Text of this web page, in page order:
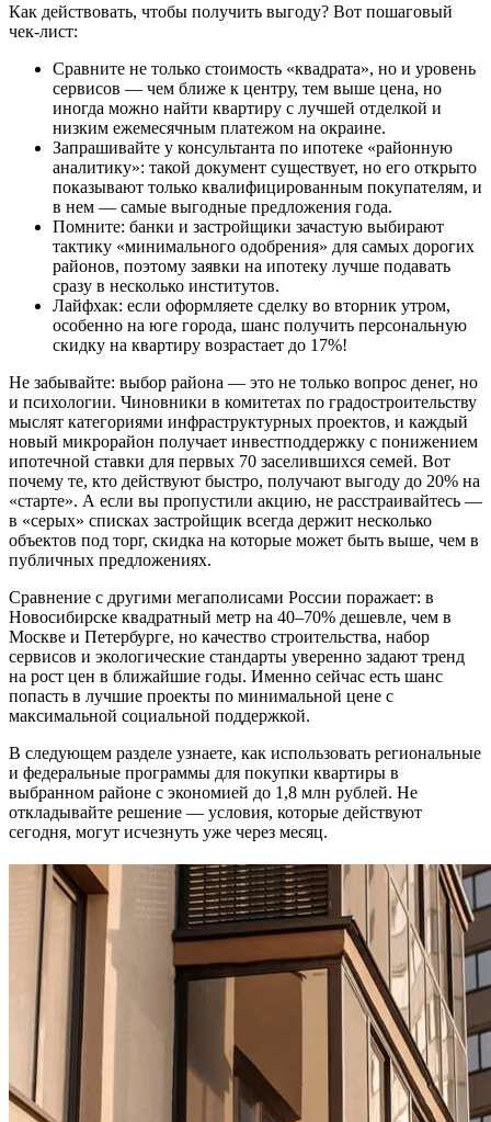
Как действовать, чтобы получить выгоду? Вот пошаговый
чек-лист:
Сравните не только стоимость «квадрата», но и уровень
сервисов — чем ближе к центру, тем выше цена, но
иногда можно найти квартиру с лучшей отделкой и
низким ежемесячным платежом на окраине.
Запрашивайте у консультанта по ипотеке «районную
аналитику»: такой документ существует, но его открыто
показывают только квалифицированным покупателям, и
в нем — самые выгодные предложения года.
Помните: банки и застройщики зачастую выбирают
тактику «минимального одобрения» для самых дорогих
районов, поэтому заявки на ипотеку лучше подавать
сразу в несколько институтов.
Лайфхак: если оформляете сделку во вторник утром,
особенно на юге города, шанс получить персональную
скидку на квартиру возрастает до 17%!
Не забывайте: выбор района — это не только вопрос денег, но
и психологии. Чиновники в комитетах по градостроительству
мыслят категориями инфраструктурных проектов, и каждый
новый микрорайон получает инвестподдержку с понижением
ипотечной ставки для первых 70 заселившихся семей. Вот
почему те, кто действуют быстро, получают выгоду до 20% на
«старте». А если вы пропустили акцию, не расстраивайтесь —
в «серых» списках застройщик всегда держит несколько
объектов под торг, скидка на которые может быть выше, чем в
публичных предложениях.
Сравнение с другими мегаполисами России поражает: в
Новосибирске квадратный метр на 40–70% дешевле, чем в
Москве и Петербурге, но качество строительства, набор
сервисов и экологические стандарты уверенно задают тренд
на рост цен в ближайшие годы. Именно сейчас есть шанс
попасть в лучшие проекты по минимальной цене с
максимальной социальной поддержкой.
В следующем разделе узнаете, как использовать региональные
и федеральные программы для покупки квартиры в
выбранном районе с экономией до 1,8 млн рублей. Не
откладывайте решение — условия, которые действуют
сегодня, могут исчезнуть уже через месяц.